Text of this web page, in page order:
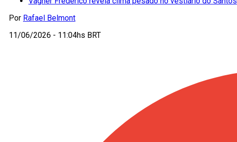
Por Rafael Belmont
11/06/2026 - 11:04hs BRT